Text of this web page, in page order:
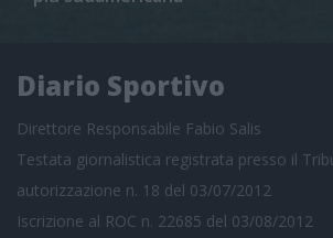
Diario Sportivo
Direttore Responsabile Fabio Salis
Testata giornalistica registrata presso il
autorizzazione n. 18 del 03/07/2012
Iscrizione al ROC n. 22685 del 03/08/2012